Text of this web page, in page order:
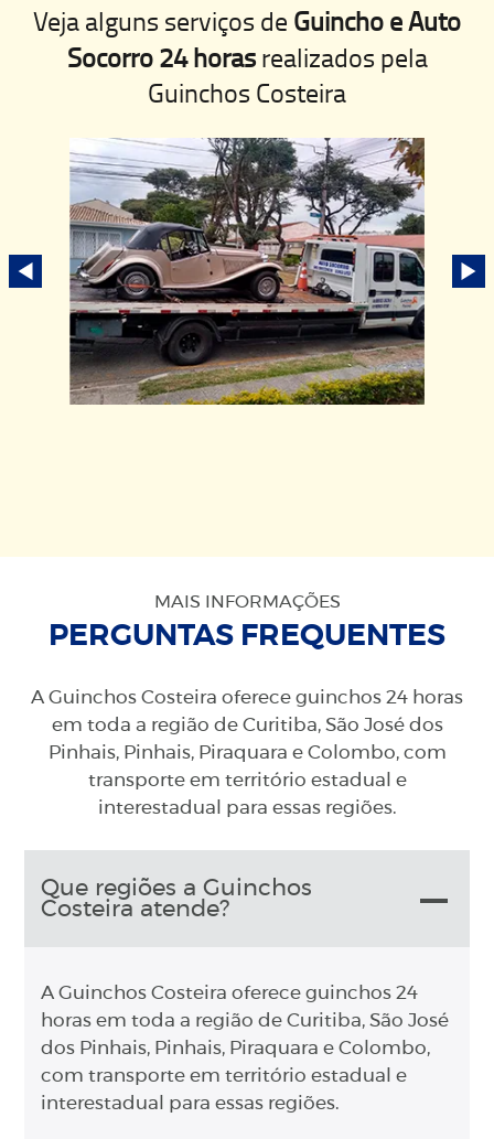
Veja alguns serviços de Guincho e Auto
Socorro 24 horasrealizados pela
Guinchos Costeira
MAIS INFORMAÇÕES
PERGUNTAS FREQUENTES
A Guinchos Costeira oferece guinchos 24 horas
em toda a região de Curitiba, São José dos
Pinhais, Pinhais, Piraquara e Colombo, com
transporte em território estadual e
interestadual para essas regiões.
Que regiões a Guinchos
Costeira atende?
A Guinchos Costeira oferece guinchos 24
horas em toda a região de Curitiba, São José
dos Pinhais, Pinhais, Piraquara e Colombo,
com transporte em território estadual e
interestadual para essas regiões.